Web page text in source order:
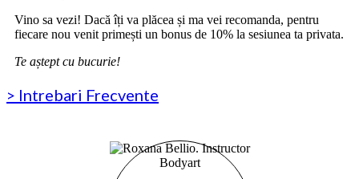
Vino sa vezi! Dacă îți va plăcea și ma vei recomanda, pentru
fiecare nou venit primești un bonus de 10% la sesiunea ta privata.
Te aștept cu bucurie!
> Intrebari Frecvente